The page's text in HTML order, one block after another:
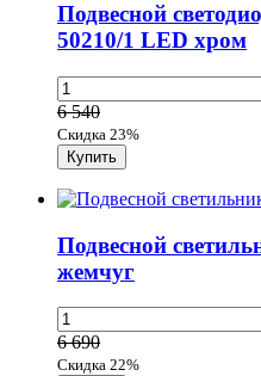
Подвесной
50210/1 LED хром
6 540
Скидка 23%
Подвесной
жемчуг
6 690
Скидка 22%